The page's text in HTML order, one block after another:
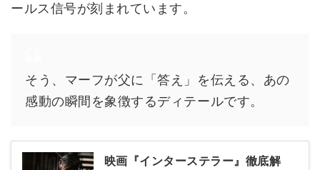
ールス信号が刻まれています。
そう、マーフが父に「答え」を伝える、あの
感動の瞬間を象徴するディテールです。
映画『インターステラー』徹底解